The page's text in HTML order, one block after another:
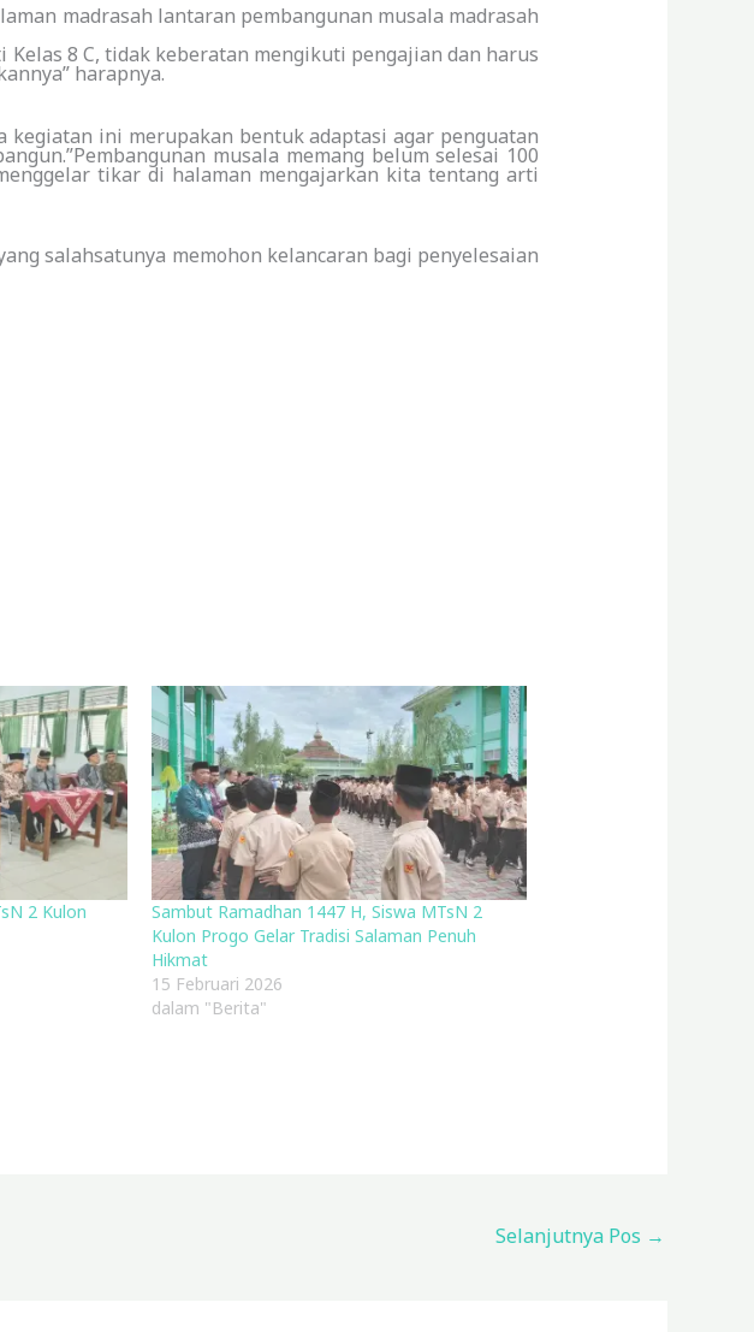
madrasah lantaran pembangunan musala madrasah
8 C, tidak keberatan mengikuti pengajian dan harus
harapnya.
kegiatan ini merupakan bentuk adaptasi agar penguatan
musala memang belum selesai 100
tikar di halaman mengajarkan kita tentang arti
salahsatunya memohon kelancaran bagi penyelesaian
2 Kulon
Sambut Ramadhan 1447 H, Siswa MTsN 2
Kulon Progo Gelar Tradisi Salaman Penuh
Hikmat
15 Februari 2026
dalam "Berita"
Selanjutnya Pos →